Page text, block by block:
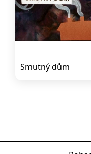
Smutný dům